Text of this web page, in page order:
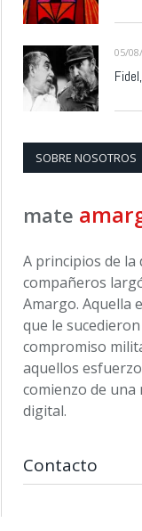
05/
SOBRE NOSOTROS
mate
A principios de la
compañeros
Amargo. Aquella
que le
compromiso
aquellos
comienzo de
digital.
Contacto